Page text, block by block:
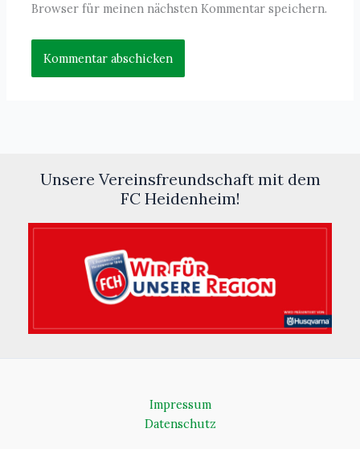
Browser für meinen nächsten Kommentar speichern.
Unsere Vereinsfreundschaft mit dem
FC Heidenheim!
Impressum
Datenschutz